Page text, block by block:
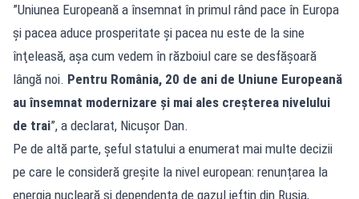
”Uniunea Europeană a însemnat în primul rând pace în Europa
şi pacea aduce prosperitate şi pacea nu este de la sine
înţeleasă, aşa cum vedem în războiul care se desfăşoară
lângă noi. Pentru România, 20 de ani de Uniune Europeană
au însemnat modernizare şi mai ales creşterea nivelului
de trai”, a declarat, Nicuşor Dan.
Pe de altă parte, șeful statului a enumerat mai multe decizii
pe care le consideră greșite la nivel european: renunțarea la
energia nucleară și dependența de gazul ieftin din Rusia,